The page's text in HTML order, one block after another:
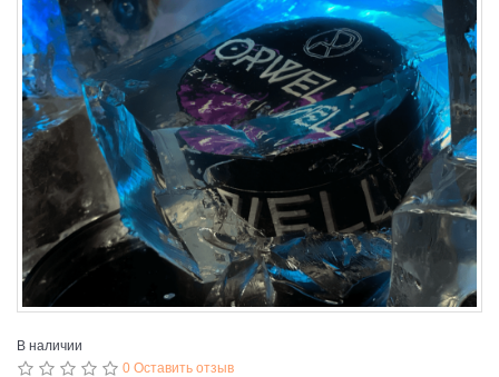
В наличии
0 Оставить отзыв